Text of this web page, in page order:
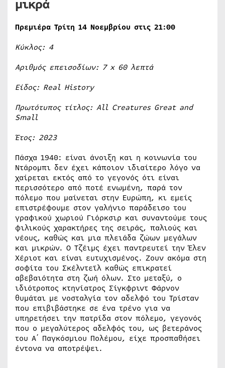
μικρά
Πρεμιέρα Τρίτη 14 Νοεμβρίου στις 21:00
Κύκλος: 4
Αριθμός επεισοδίων: 7 x60 λεπτά
Είδος: Real History
Πρωτότυπος τίτλος: All Creatures Great and
Small
Έτος: 2023
Πάσχα 1940: είναι άνοιξη και η κοινωνία του
Ντάρομπι δεν έχει κάποιον ιδιαίτερο λόγο να
χαίρεται εκτός από το γεγονός ότι είναι
περισσότερο από ποτέ ενωμένη, παρά τον
πόλεμο που μαίνεται στην Ευρώπη, κι εμείς
επιστρέφουμε στον γαλήνιο παράδεισο του
γραφικού χωριού Γιόρκσιρ και συναντούμε τους
φιλικούς χαρακτήρες της σειράς, παλιούς και
νέους, καθώς και μια πλειάδα ζώων μεγάλων
και μικρών. Ο Τζέιμς έχει παντρευτεί την Έλεν
Χέριοτ και είναι ευτυχισμένος. Ζουν ακόμα στη
σοφίτα του Σκέλντεϊλ καθώς επικρατεί
αβεβαιότητα στη ζωή όλων. Στο μεταξύ, ο
ιδιότροπος κτηνίατρος Σίγκφριντ Φάρνον
θυμάται με νοσταλγία τον αδελφό του Τρίσταν
που επιβιβάστηκε σε ένα τρένο για να
υπηρετήσει την πατρίδα στον πόλεμο, γεγονός
που ο μεγαλύτερος αδελφός του, ως βετεράνος
του Α΄ Παγκόσμιου Πολέμου, είχε προσπαθήσει
έντονα να αποτρέψει.